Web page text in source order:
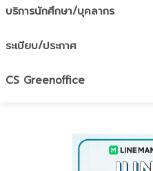
บริการนักศึกษา/บุคลากร
ระเบียบ/ประกาศ
CS Greenoffice